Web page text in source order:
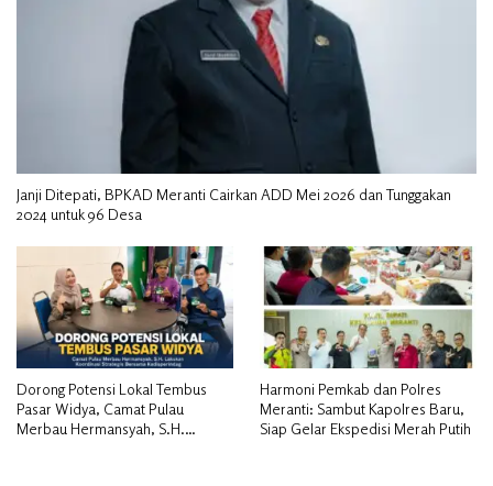
Janji Ditepati, BPKAD Meranti Cairkan ADD Mei 2026 dan Tunggakan
2024 untuk 96 Desa
Dorong Potensi Lokal Tembus
Pasar Widya, Camat Pulau
Merbau Hermansyah, S.H.
Harmoni Pemkab dan Polres
Meranti: Sambut Kapolres Baru,
Siap Gelar Ekspedisi Merah Putih